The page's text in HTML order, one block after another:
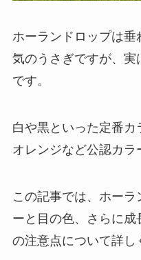
ホーランドロップは垂
気のうさぎですが、実
です。
白や黒といった定番
オレンジなど公認カラ
この記事では、ホー
ーと目の色、さらに
の注意点について詳し